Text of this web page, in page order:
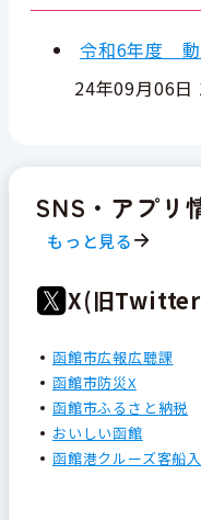
令和6年度 動
24年09月06日
SNS・アプリ
もっと見る
X(旧
函館市広報広聴課
函館市防災X
函館市ふるさと納税
おいしい函館
函館港クルーズ客船